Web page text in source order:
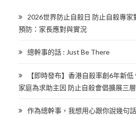
2026世界防止自殺日 防止自殺專
預防：家長應對與實況
總幹事的話 : Just Be There
【即時發布】香港自殺率創6年新
家庭為求助主因 防止自殺會倡擴展三
作為總幹事，我想用心跟你說幾句話